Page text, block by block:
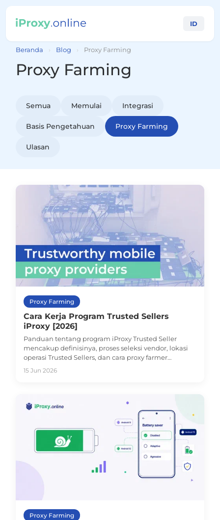
ID
Beranda › Blog › Proxy Farming
Proxy Farming
Semua Memulai Integrasi
Basis Pengetahuan Proxy Farming
Ulasan
Proxy Farming
Cara Kerja Program Trusted Sellers
iProxy [2026]
Panduan tentang program iProxy Trusted Seller
mencakup definisinya, proses seleksi vendor, lokasi
operasi Trusted Sellers, dan cara proxy farmer
mendaftarkan diri di iProxy store.
15 Jun 2026
Proxy Farming